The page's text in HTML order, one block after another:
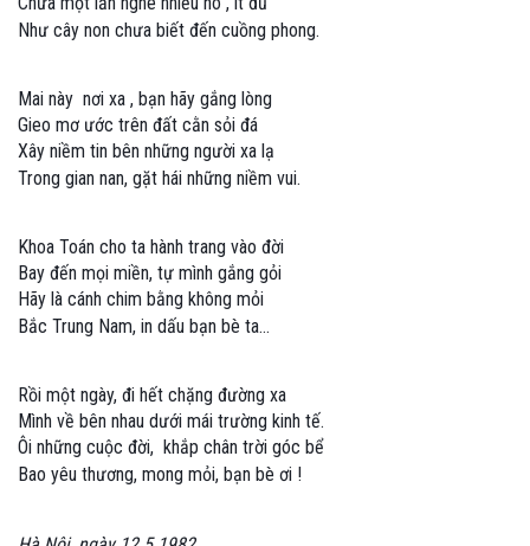
Như cây non chưa biết đến cuồng phong.
Mai này nơi xa , bạn hãy gắng lòng
Gieo mơ ước trên đất cằn sỏi đá
Xây niềm tin bên những người xa lạ
Trong gian nan, gặt hái những niềm vui.
Khoa Toán cho ta hành trang vào đời
Bay đến mọi miền, tự mình gắng gỏi
Hãy là cánh chim bằng không mỏi
Bắc Trung Nam, in dấu bạn bè ta…
Rồi một ngày, đi hết chặng đường xa
Mình về bên nhau dưới mái trường kinh tế.
Ôi những cuộc đời, khắp chân trời góc bể
Bao yêu thương, mong mỏi, bạn bè ơi !